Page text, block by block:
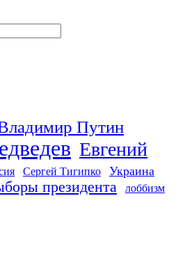
Путин
Евгений
Сергей Тигипко Украина
президента лоббизм